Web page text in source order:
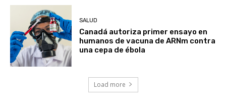
SALUD
Canadá autoriza primer ensayo en
humanos de vacuna de ARNm contra
una cepa de ébola
Load more